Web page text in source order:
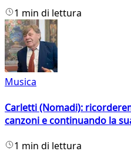
1 min di lettura
Musica
Carletti (Nomadi):
canzoni e continuando la
1 min di lettura